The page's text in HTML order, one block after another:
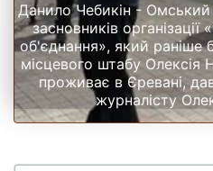
Данило Чебикін - Омський
засновників
об'єднання», який раніше
місцевого штабу Олексія
проживає в Єревані,
журналісту